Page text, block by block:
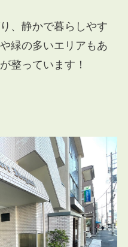
、静かで暮らしやす
緑の多いエリアもあ
整っています！